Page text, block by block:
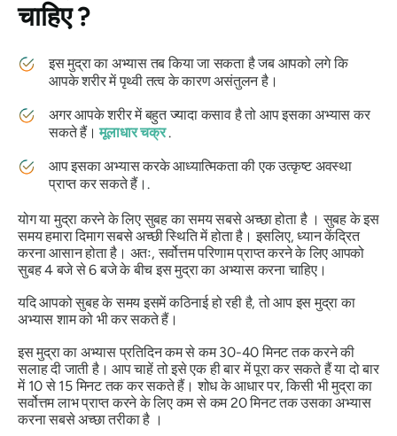
चाहिए ?
इसमुद्रा का अभ्यास तब किया जा सकता है जब आपको लगे कि
आपके शरीर में पृथ्वी तत्व के कारण असंतुलन है।
अगर आपके शरीर में बहुत ज्यादा कसाव है तो आप इसका अभ्यास कर
सकते हैं।मूलाधारचक्र.
आप इसका अभ्यास करके आध्यात्मिकता की एक उत्कृष्ट अवस्था
प्राप्त कर सकते हैं।.
योग यामुद्राकरने के लिए सुबह का समय सबसे अच्छा होता है । सुबह के इस
समय हमारा दिमाग सबसे अच्छी स्थिति में होता है। इसलिए, ध्यान केंद्रित
करना आसान होता है। अतः, सर्वोत्तम परिणाम प्राप्त करने के लिए आपको
सुबह 4 बजे से 6 बजे के बीच इसमुद्रा का अभ्यास करना चाहिए।
यदि आपको सुबह के समय इसमें कठिनाई हो रही है, तो आप इसमुद्रा का
अभ्यासशाम को भी कर सकते हैं।
इसमुद्राका अभ्यास प्रतिदिन कम से कम 30-40 मिनट तक करने की
सलाह दी जाती है। आप चाहें तो इसे एक ही बार में पूरा कर सकते हैं या दो बार
में 10 से 15 मिनट तक कर सकते हैं। शोध के आधार पर, किसी भीमुद्राका
सर्वोत्तम लाभ प्राप्त करने के लिए कम से कम 20 मिनट तक उसका अभ्यास
करना सबसे अच्छा तरीका है ।